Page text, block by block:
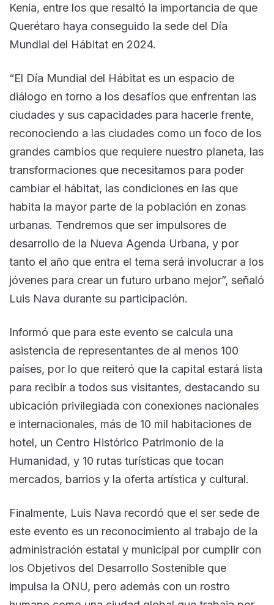
Kenia, entre los que resaltó la importancia de que
Querétaro haya conseguido la sede del Día
Mundial del Hábitat en 2024.
“El Día Mundial del Hábitat es un espacio de
diálogo en torno a los desafíos que enfrentan las
ciudades y sus capacidades para hacerle frente,
reconociendo a las ciudades como un foco de los
grandes cambios que requiere nuestro planeta, las
transformaciones que necesitamos para poder
cambiar el hábitat, las condiciones en las que
habita la mayor parte de la población en zonas
urbanas. Tendremos que ser impulsores de
desarrollo de la Nueva Agenda Urbana, y por
tanto el año que entra el tema será involucrar a los
jóvenes para crear un futuro urbano mejor”, señaló
Luis Nava durante su participación.
Informó que para este evento se calcula una
asistencia de representantes de al menos 100
países, por lo que reiteró que la capital estará lista
para recibir a todos sus visitantes, destacando su
ubicación privilegiada con conexiones nacionales
e internacionales, más de 10 mil habitaciones de
hotel, un Centro Histórico Patrimonio de la
Humanidad, y 10 rutas turísticas que tocan
mercados, barrios y la oferta artística y cultural.
Finalmente, Luis Nava recordó que el ser sede de
este evento es un reconocimiento al trabajo de la
administración estatal y municipal por cumplir con
los Objetivos del Desarrollo Sostenible que
impulsa la ONU, pero además con un rostro